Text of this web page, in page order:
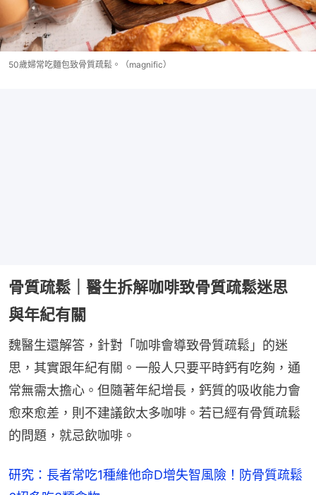
50歲婦常吃麵包致骨質疏鬆。（magnific）
骨質疏鬆｜醫生拆解咖啡致骨質疏鬆迷思
與年紀有關
魏醫生還解答，針對「咖啡會導致骨質疏鬆」的迷
思，其實跟年紀有關。一般人只要平時鈣有吃夠，通
常無需太擔心。但隨著年紀增長，鈣質的吸收能力會
愈來愈差，則不建議飲太多咖啡。若已經有骨質疏鬆
的問題，就忌飲咖啡。
研究：長者常吃1種維他命D增失智風險！防骨質疏鬆